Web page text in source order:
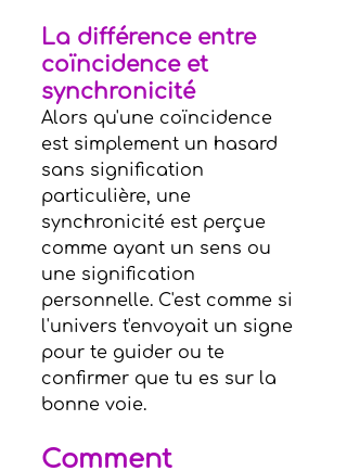
La différence entre
coïncidence et
synchronicité
Alors qu'une coïncidence
est simplement un hasard
sans signification
particulière, une
synchronicité est perçue
comme ayant un sens ou
une signification
personnelle. C'est comme si
l'univers t'envoyait un signe
pour te guider ou te
confirmer que tu es sur la
bonne voie.
Comment